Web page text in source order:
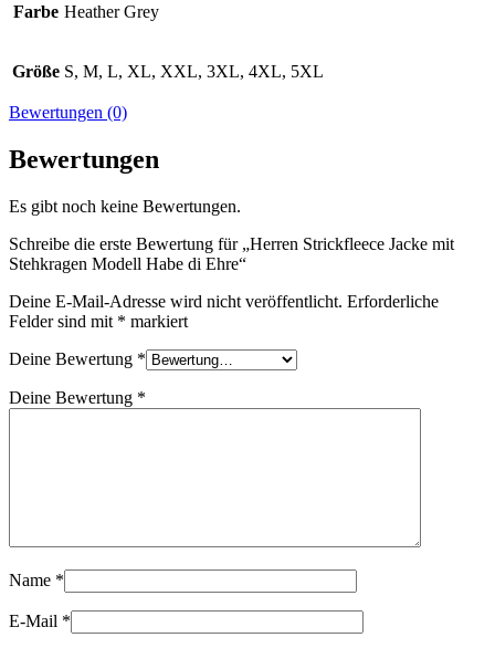
Farbe Heather Grey
Größe S, M, L, XL, XXL, 3XL, 4XL, 5XL
Bewertungen (0)
Bewertungen
Es gibt noch keine Bewertungen.
Schreibe die erste Bewertung für „Herren Strickfleece Jacke mit
Stehkragen Modell Habe di Ehre“
Deine E-Mail-Adresse wird nicht veröffentlicht. Erforderliche
Felder sind mit * markiert
Deine Bewertung *
Deine Bewertung *
Name *
E-Mail *